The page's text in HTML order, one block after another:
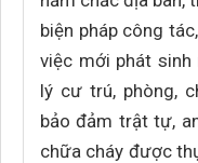
biện pháp công
việc mới phát
lý cư trú, phòng,
bảo đảm trật tự,
chữa cháy được